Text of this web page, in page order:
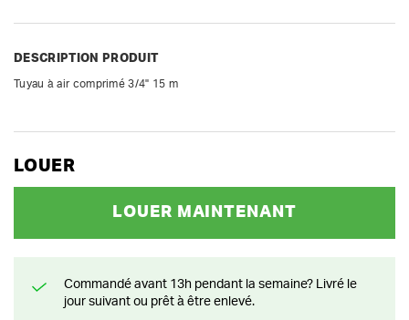
DESCRIPTION PRODUIT
Tuyau à air comprimé 3/4" 15 m
LOUER
LOUER MAINTENANT
Commandé avant 13h pendant la semaine? Livré le
jour suivant ou prêt à être enlevé.